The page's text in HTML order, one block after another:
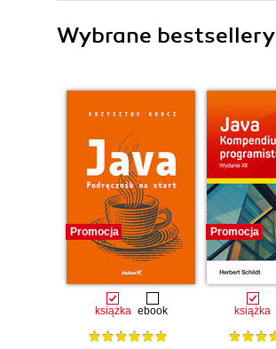
Wybrane bestsellery
Promocja
książka ebook
Promocja
książka